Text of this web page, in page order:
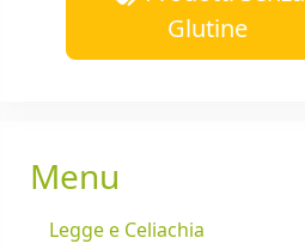
Glutine
Menu
Legge e Celiachia